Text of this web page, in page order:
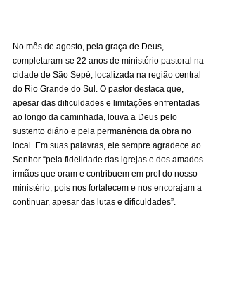
No mês de agosto, pela graça de Deus,
completaram-se 22 anos de ministério pastoral na
cidade de São Sepé, localizada na região central
do Rio Grande do Sul. O pastor destaca que,
apesar das dificuldades e limitações enfrentadas
ao longo da caminhada, louva a Deus pelo
sustento diário e pela permanência da obra no
local. Em suas palavras, ele sempre agradece ao
Senhor “pela fidelidade das igrejas e dos amados
irmãos que oram e contribuem em prol do nosso
ministério, pois nos fortalecem e nos encorajam a
continuar, apesar das lutas e dificuldades”.